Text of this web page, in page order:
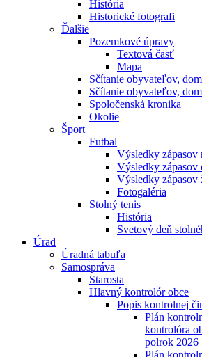
História
Historické fotografi
Ďalšie
Pozemkové úpravy
Textová časť
Mapa
Sčítanie obyvateľov,
Sčítanie obyvateľov,
Spoločenská kronika
Okolie
Šport
Futbal
Výsledky zápasov
Výsledky zápasov
Výsledky zápasov
Fotogaléria
Stolný tenis
História
Svetový deň
Úrad
Úradná tabuľa
Samospráva
Starosta
Hlavný kontrolór obce
Popis kontrolnej
Plán
kontrolóra
polrok 2026
Plán